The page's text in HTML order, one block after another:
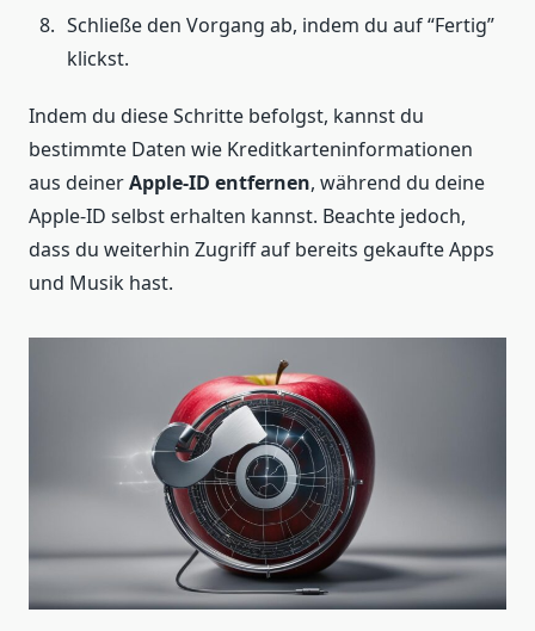
Schließe den Vorgang ab, indem du auf “Fertig”
klickst.
Indem du diese Schritte befolgst, kannst du
bestimmte Daten wie Kreditkarteninformationen
aus deinerApple-ID entfernen, während du deine
Apple-ID selbst erhalten kannst. Beachte jedoch,
dass du weiterhin Zugriff auf bereits gekaufte Apps
und Musik hast.